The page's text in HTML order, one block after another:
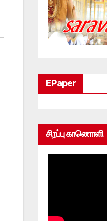
EPaper
சிறப்பு காணொளி